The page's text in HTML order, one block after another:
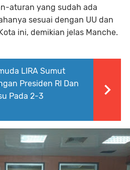
aturan yang sudah ada
sesuai dengan UU dan
ini, demikian jelas Manche.
LIRA Sumut
Presiden RI Dan
Pada 2-3